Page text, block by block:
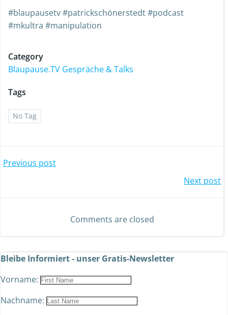
#blaupausetv #patrickschönerstedt #podcast
#mkultra #manipulation
Category
Blaupause.TV Gespräche & Talks
Tags
No Tag
Previous post
Next post
Comments are closed
Bleibe Informiert - unser Gratis-Newsletter
Vorname:
Nachname: